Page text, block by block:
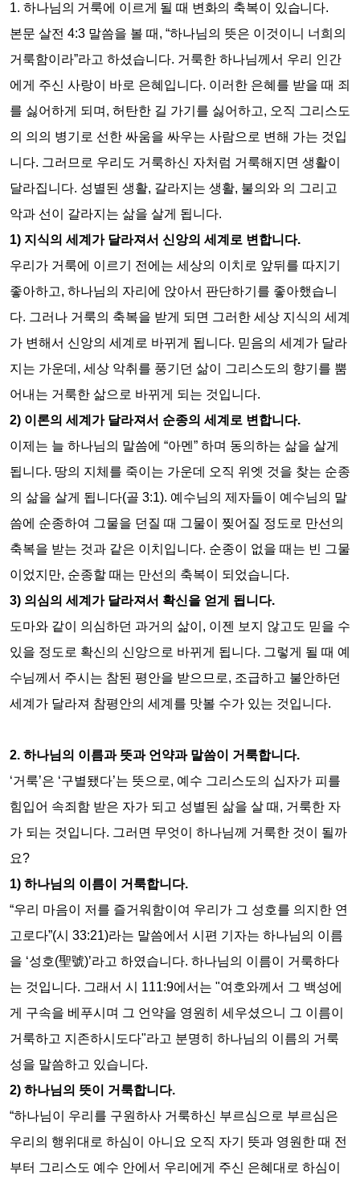
1. 하나님의 거룩에 이르게 될 때 변화의 축복이 있습니다.
본문 살전 4:3 말씀을 볼 때 , “하나님의 뜻은 이것이니 너희의
거룩함이라”라고 하셨습니다. 거룩한 하나님께서 우리 인간
에게 주신 사랑이 바로 은혜입니다. 이러한 은혜를 받을 때 죄
를 싫어하게 되며 , 허탄한 길 가기를 싫어하고, 오직 그리스도
의 의의 병기로 선한 싸움을 싸우는 사람으로 변해 가는 것입
니다. 그러므로 우리도 거룩하신 자처럼 거룩해지면 생활이
달라집니다. 성별된 생활, 갈라지는 생활, 불의와 의 그리고
악과 선이 갈라지는 삶을 살게 됩니다.
1) 지식의 세계가 달라져서 신앙의 세계로 변합니다.
우리가 거룩에 이르기 전에는 세상의 이치로 앞뒤를 따지기
좋아하고, 하나님의 자리에 앉아서 판단하기를 좋아했습니
다. 그러나 거룩의 축복을 받게 되면 그러한 세상 지식의 세계
가 변해서 신앙의 세계로 바뀌게 됩니다. 믿음의 세계가 달라
지는 가운데 , 세상 악취를 풍기던 삶이 그리스도의 향기를 뿜
어내는 거룩한 삶으로 바뀌게 되는 것입니다.
2) 이론의 세계가 달라져서 순종의 세계로 변합니다.
이제는 늘 하나님의 말씀에 “아멘 ” 하며 동의하는 삶을 살게
됩니다. 땅의 지체를 죽이는 가운데 오직 위엣 것을 찾는 순종
의 삶을 살게 됩니다(골 3:1). 예수님의 제자들이 예수님의 말
씀에 순종하여 그물을 던질 때 그물이 찢어질 정도로 만선의
축복을 받는 것과 같은 이치입니다. 순종이 없을 때는 빈 그물
이었지만, 순종할 때는 만선의 축복이 되었습니다.
3) 의심의 세계가 달라져서 확신을 얻게 됩니다.
도마와 같이 의심하던 과거의 삶이 , 이젠 보지 않고도 믿을 수
있을 정도로 확신의 신앙으로 바뀌게 됩니다. 그렇게 될 때 예
수님께서 주시는 참된 평안을 받으므로, 조급하고 불안하던
세계가 달라져 참평안의 세계를 맛볼 수가 있는 것입니다.
2. 하나님의 이름과 뜻과 언약과 말씀이 거룩합니다.
‘거룩’은 ‘구별됐다’는 뜻으로, 예수 그리스도의 십자가 피를
힘입어 속죄함 받은 자가 되고 성별된 삶을 살 때 , 거룩한 자
가 되는 것입니다. 그러면 무엇이 하나님께 거룩한 것이 될까
요?
1) 하나님의 이름이 거룩합니다.
“우리 마음이 저를 즐거워함이여 우리가 그 성호를 의지한 연
고로다”(시 33:21)라는 말씀에서 시편 기자는 하나님의 이름
을 ‘성호(聖號)’라고 하였습니다. 하나님의 이름이 거룩하다
는 것입니다. 그래서 시 111:9에서는 "여호와께서 그 백성에
게 구속을 베푸시며 그 언약을 영원히 세우셨으니 그 이름이
거룩하고 지존하시도다"라고 분명히 하나님의 이름의 거룩
성을 말씀하고 있습니다.
2) 하나님의 뜻이 거룩합니다.
“하나님이 우리를 구원하사 거룩하신 부르심으로 부르심은
우리의 행위대로 하심이 아니요 오직 자기 뜻과 영원한 때 전
부터 그리스도 예수 안에서 우리에게 주신 은혜대로 하심이